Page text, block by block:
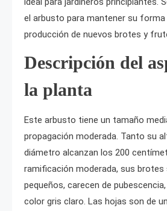
el arbusto para mantener su
producción de nuevos brotes y
Descripción del
la planta
Este arbusto tiene un tamaño
propagación moderada. Tanto su
diámetro alcanzan los 200
ramificación moderada, sus
pequeños, carecen de
color gris claro. Las hojas son de